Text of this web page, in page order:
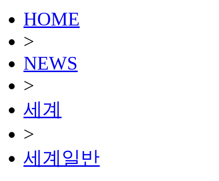
HOME
>
NEWS
>
세계
>
세계일반